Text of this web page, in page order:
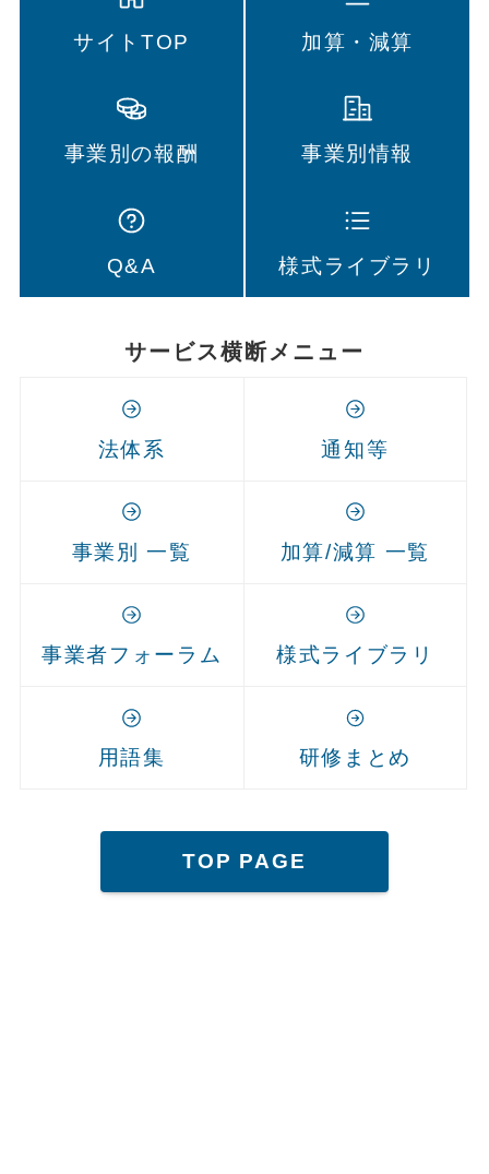
サイトTOP 加算・減算
事業別の報酬 事業別情報
Q&A 様式ライブラリ
サービス横断メニュー
法体系 通知等
事業別 一覧 加算/減算 一覧
事業者フォーラム 様式ライブラリ
用語集 研修まとめ
TOP PAGE